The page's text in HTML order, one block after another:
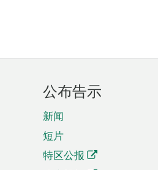
公布告示
新闻
短片
特区公报